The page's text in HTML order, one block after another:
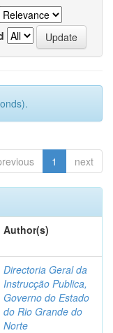
1 next
Author(s)
Directoria Geral da
Instrucção Publica,
Governo do Estado
do Rio Grande do
Norte